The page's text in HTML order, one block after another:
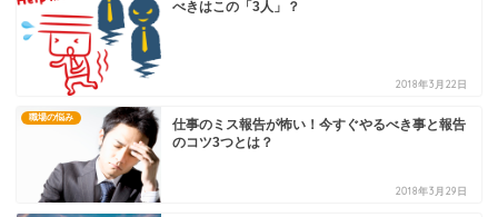
べきはこの「3人」？
2018年3月22日
職場の悩み
仕事のミス報告が怖い！今すぐやるべき事と報告
のコツ3つとは？
2018年3月29日